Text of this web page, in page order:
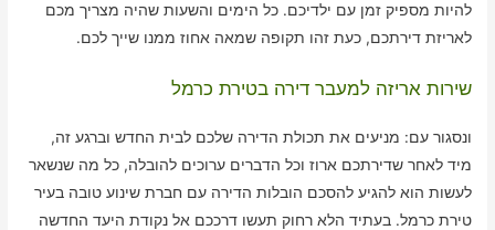
להיות מספיק זמן עם ילדיכם. כל הימים והשעות שהיה מצריך מכם
לאריזת דירתכם, כעת זהו תקופה שמאה אחוז ממנו שייך לכם.
שירות אריזה למעבר דירה בטירת כרמל
ונסגור עם: מניעים את תכולת הדירה שלכם לבית החדש וברגע זה,
מיד לאחר שדירתכם ארוז וכל הדברים ערוכים להובלה, כל מה שנשאר
לעשות הוא להגיע להסכם הובלות הדירה עם חברת שינוע טובה בעיר
טירת כרמל. בעתיד הלא רחוק תעשו דרככם אל נקודת היעד החדשה